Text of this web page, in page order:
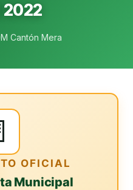
2022
Cantón Mera
OFICIAL
Municipal